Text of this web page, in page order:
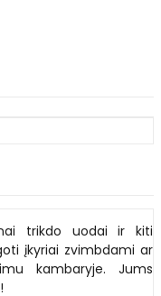
trikdo uodai ir kiti
įkyriai zvimbdami ar
kambaryje. Jums